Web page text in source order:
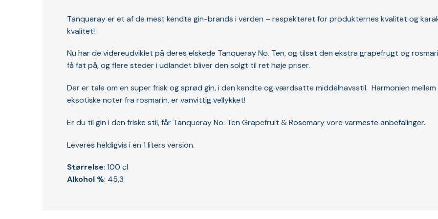
Tanqueray er et af de mest kendte gin-brands i verden – respekteret for produkternes kvalitet og
kvalitet!
Nu har de videreudviklet på deres elskede Tanqueray No. Ten, og tilsat den ekstra grapefrugt og
få fat på, og flere steder i udlandet bliver den solgt til ret høje priser.
Der er tale om en super frisk og sprød gin, i den kendte og værdsatte middelhavsstil. Harmonien
eksotiske noter fra rosmarin, er vanvittig vellykket!
Er du til gin i den friske stil, får Tanqueray No. Ten Grapefruit & Rosemary vore varmeste anbefalinger.
Leveres heldigvis i en 1 liters version.
Størrelse: 100 cl
Alkohol %: 45,3